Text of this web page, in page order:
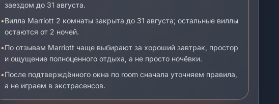
заездом до 31 августа.
Вилла Marriott 2 комнаты закрыта до 31 августа; остальные виллы
остаются от 2 ночей.
По отзывам Marriott чаще выбирают за хороший завтрак, простор
и ощущение полноценного отдыха, а не просто ночёвки.
После подтверждённого окна по room сначала уточняем правила,
а не играем в экстрасенсов.